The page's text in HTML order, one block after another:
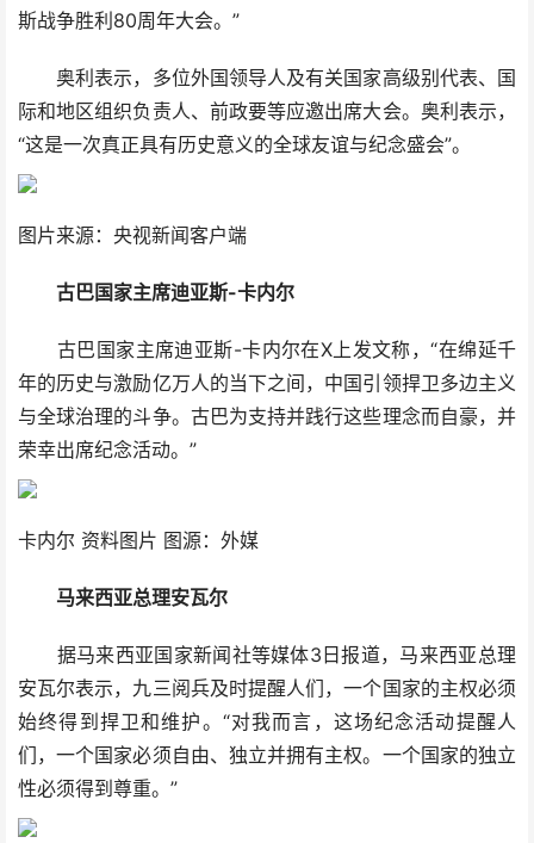
斯战争胜利80周年大会。”
奥利表示，多位外国领导人及有关国家高级别代表、国
际和地区组织负责人、前政要等应邀出席大会。奥利表示，
“这是一次真正具有历史意义的全球友谊与纪念盛会”。
图片来源：央视新闻客户端
古巴国家主席迪亚斯-卡内尔
古巴国家主席迪亚斯-卡内尔在X上发文称，“在绵延千
年的历史与激励亿万人的当下之间，中国引领捍卫多边主义
与全球治理的斗争。古巴为支持并践行这些理念而自豪，并
荣幸出席纪念活动。”
卡内尔 资料图片 图源：外媒
马来西亚总理安瓦尔
据马来西亚国家新闻社等媒体3日报道，马来西亚总理
安瓦尔表示，九三阅兵及时提醒人们，一个国家的主权必须
始终得到捍卫和维护。“对我而言，这场纪念活动提醒人
们，一个国家必须自由、独立并拥有主权。一个国家的独立
性必须得到尊重。”